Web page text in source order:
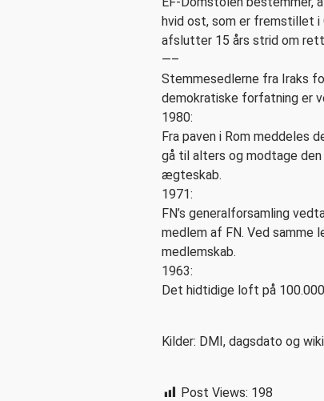
hvid ost, som er fremstillet
afslutter 15 års strid om
—–
Stemmesedlerne fra Iraks
demokratiske forfatning er
1980:
Fra paven i Rom meddeles
gå til alters og mod­tage
ægteskab.
1971:
FN’s generalforsamling
medlem af FN. Ved samme
medlemskab.
1963:
Det hidtidige loft på
Kilder: DMI, dagsdato og
Post Views: 198